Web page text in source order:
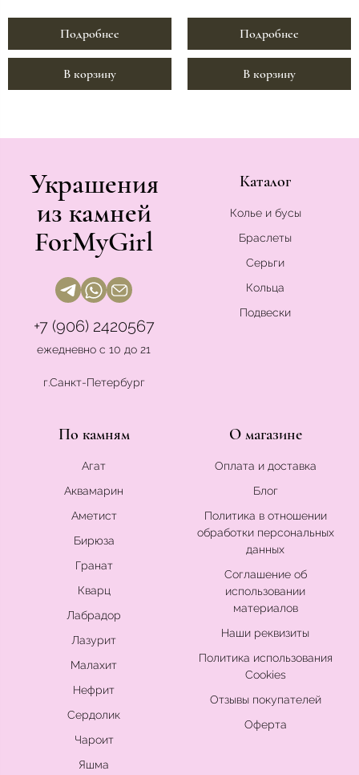
Подробнее
В корзину
Подробнее
В корзину
Украшения
из камней
ForMyGirl
+7 (906) 2420567
ежедневно с 10 до 21
г.Санкт-Петербург
Каталог
Колье и бусы
Браслеты
Серьги
Кольца
Подвески
По камням
Агат
Аквамарин
Аметист
Бирюза
Гранат
Кварц
Лабрадор
Лазурит
Малахит
Нефрит
Сердолик
Чароит
Яшма
О магазине
Оплата и доставка
Блог
Политика в отношении
обработки персональных
данных
Соглашение об
использовании
материалов
Наши реквизиты
Политика использования
Cookies
Отзывы покупателей
Оферта